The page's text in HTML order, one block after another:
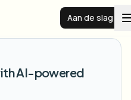
Aan de slag
AI-powered